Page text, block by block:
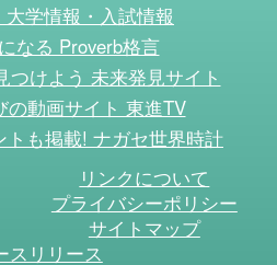
学情報・入試情報
なる Proverb格言
つけよう 未来発見サイト
の動画サイト 東進TV
トも掲載! ナガセ世界時計
リンクについて
プライバシーポリシー
サイトマップ
スリリース